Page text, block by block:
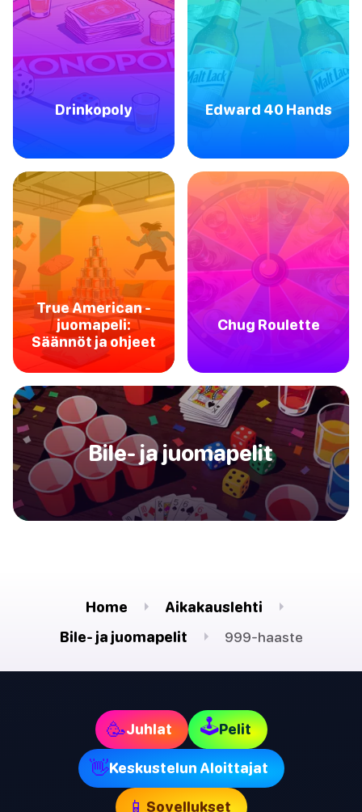
Drinkopoly Edward 40 Hands
True American -
juomapeli:
Säännöt ja ohjeet
Chug Roulette
Bile- ja juomapelit
Home
Aikakauslehti
Bile- ja juomapelit
999-haaste
🥳Juhlat 🕹Pelit
👋Keskustelun Aloittajat
📱 Sovellukset